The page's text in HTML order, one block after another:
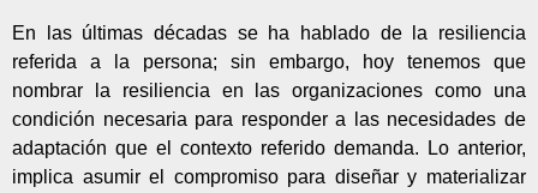
En las últimas décadas se ha hablado de la resiliencia
referida a la persona; sin embargo, hoy tenemos que
nombrar la resiliencia en las organizaciones como una
condición necesaria para responder a las necesidades de
adaptación que el contexto referido demanda. Lo anterior,
implica asumir el compromiso para diseñar y materializar